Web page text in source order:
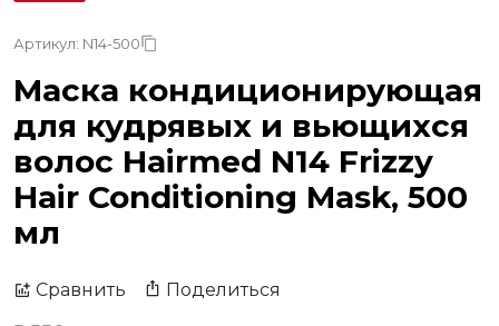
Артикул: N14-500
Маска кондиционирующая
для кудрявых и вьющихся
волос Hairmed N14 Frizzy
Hair Conditioning Mask, 500
мл
Сравнить Поделиться